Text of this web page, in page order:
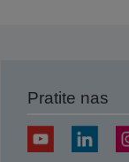
Pratite nas